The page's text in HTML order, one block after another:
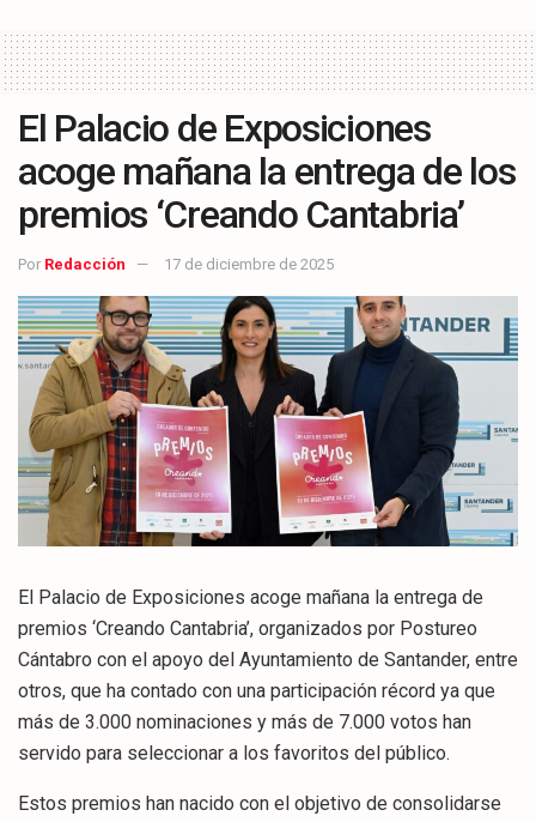
El Palacio de Exposiciones
acoge mañana la entrega de los
premios ‘Creando Cantabria’
Por Redacción 17 de diciembre de 2025
El Palacio de Exposiciones acoge mañana la entrega de
premios ‘Creando Cantabria’, organizados por Postureo
Cántabro con el apoyo del Ayuntamiento de Santander, entre
otros, que ha contado con una participación récord ya que
más de 3.000 nominaciones y más de 7.000 votos han
servido para seleccionar a los favoritos del público.
Estos premios han nacido con el objetivo de consolidarse